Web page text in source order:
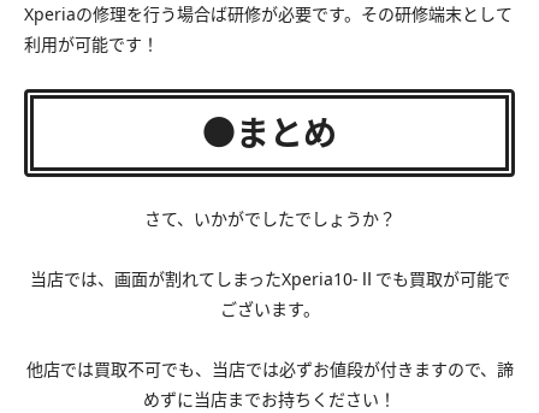
Xperiaの修理を行う場合ば研修が必要です。その研修端末として
利用が可能です！
●まとめ
さて、いかがでしたでしょうか？
当店では、画面が割れてしまったXperia10-Ⅱでも買取が可能で
ございます。
他店では買取不可でも、当店では必ずお値段が付きますので、諦
めずに当店までお持ちください！